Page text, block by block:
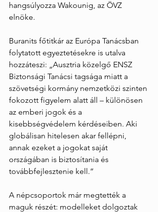
hangsúlyozza Wakounig, az ÖVZ
elnöke.
Buranits főtitkár az Európa Tanácsban
folytatott egyeztetésekre is utalva
hozzáteszi: „Ausztria közelgő ENSZ
Biztonsági Tanácsi tagsága miatt a
szövetségi kormány nemzetközi szinten
fokozott figyelem alatt áll – különösen
az emberi jogok és a
kisebbségvédelem kérdéseiben. Aki
globálisan hitelesen akar fellépni,
annak ezeket a jogokat saját
országában is biztosítania és
továbbfejlesztenie kell.”
A népcsoportok már megtették a
maguk részét: modelleket dolgoztak